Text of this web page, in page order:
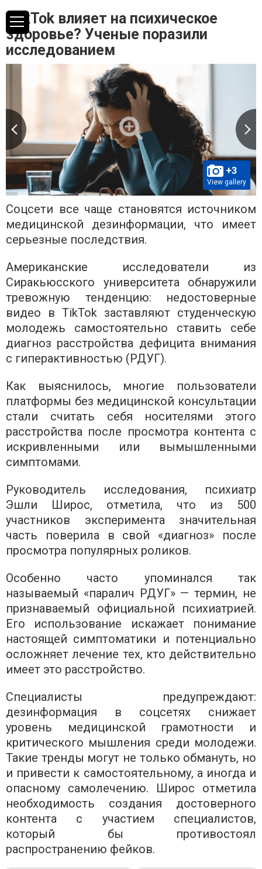
ТиkTok влияет на психическое
здоровье? Ученые поразили
исследованием
+3
View gallery
Соцсети все чаще становятся источником
медицинской дезинформации, что имеет
серьезные последствия.
Американские исследователи из
Сиракьюсского университета обнаружили
тревожную тенденцию: недостоверные
видео в TikTok заставляют студенческую
молодежь самостоятельно ставить себе
диагноз расстройства дефицита внимания
с гиперактивностью (РДУГ).
Как выяснилось, многие пользователи
платформы без медицинской консультации
стали считать себя носителями этого
расстройства после просмотра контента с
искривленными или вымышленными
симптомами.
Руководитель исследования, психиатр
Эшли Широс, отметила, что из 500
участников эксперимента значительная
часть поверила в свой «диагноз» после
просмотра популярных роликов.
Особенно часто упоминался так
называемый «паралич РДУГ» — термин, не
признаваемый официальной психиатрией.
Его использование искажает понимание
настоящей симптоматики и потенциально
осложняет лечение тех, кто действительно
имеет это расстройство.
Специалисты предупреждают:
дезинформация в соцсетях снижает
уровень медицинской грамотности и
критического мышления среди молодежи.
Такие тренды могут не только обмануть, но
и привести к самостоятельному, а иногда и
опасному самолечению. Широс отметила
необходимость создания достоверного
контента с участием специалистов,
который бы противостоял
распространению фейков.